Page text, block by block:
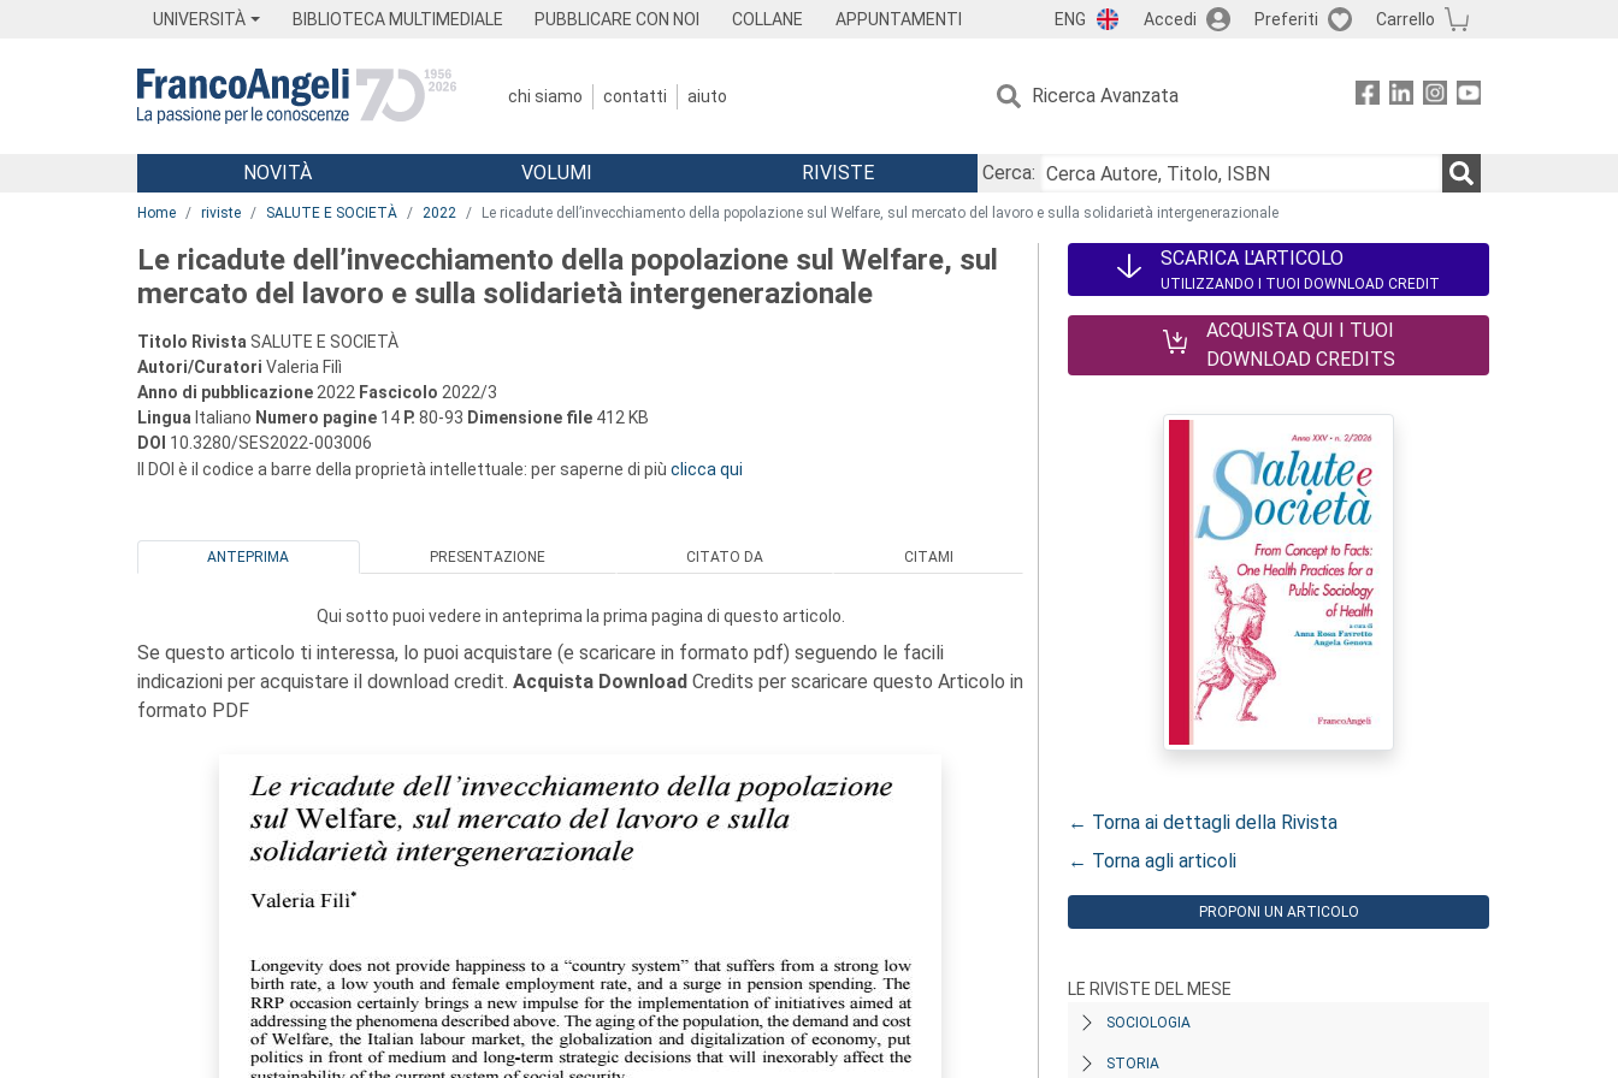
UNIVERSITÀ BIBLIOTECA MULTIMEDIALE PUBBLICARE CON NOI COLLANE APPUNTAMENTI ENG Accedi Preferiti Carrello
chi siamo contatti aiuto Ricerca Avanzata
Menu
NOVITÀ VOLUMI RIVISTE
Cerca:
Home riviste SALUTE E SOCIETÀ 2022 Le ricadute dell’invecchiamento della popolazione sul Welfare, sul mercato del lavoro e sulla solidarietà intergenerazionale
Le ricadute dell’invecchiamento della popolazione sul Welfare, sul
mercato del lavoro e sulla solidarietà intergenerazionale
Titolo Rivista SALUTE E SOCIETÀ
Autori/Curatori Valeria Filì
Anno di pubblicazione 2022 Fascicolo 2022/3
Lingua Italiano Numero pagine 14 P. 80-93 Dimensione file 412 KB
DOI 10.3280/SES2022-003006
Il DOI è il codice a barre della proprietà intellettuale: per saperne di più clicca qui
ANTEPRIMA PRESENTAZIONE CITATO DA CITAMI
Qui sotto puoi vedere in anteprima la prima pagina di questo articolo.
Se questo articolo ti interessa, lo puoi acquistare (e scaricare in formato pdf) seguendo le facili
indicazioni per acquistare il download credit. Acquista Download Credits per scaricare questo Articolo in
formato PDF
SCARICA L'ARTICOLO
UTILIZZANDO I TUOI DOWNLOAD CREDIT
ACQUISTA QUI I TUOI
DOWNLOAD CREDITS
← Torna ai dettagli della Rivista
← Torna agli articoli
PROPONI UN ARTICOLO
LE RIVISTE DEL MESE
SOCIOLOGIA
STORIA